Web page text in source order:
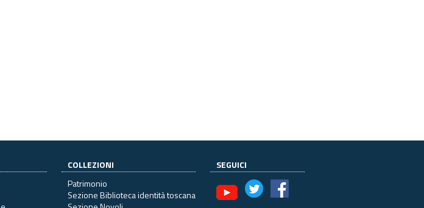
COLLEZIONI
Patrimonio
Sezione Biblioteca identità toscana
SEGUICI